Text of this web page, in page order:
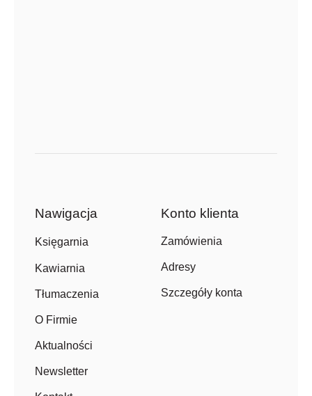
Nawigacja
Księgarnia
Kawiarnia
Tłumaczenia
O Firmie
Aktualności
Newsletter
Konto klienta
Zamówienia
Adresy
Szczegóły konta